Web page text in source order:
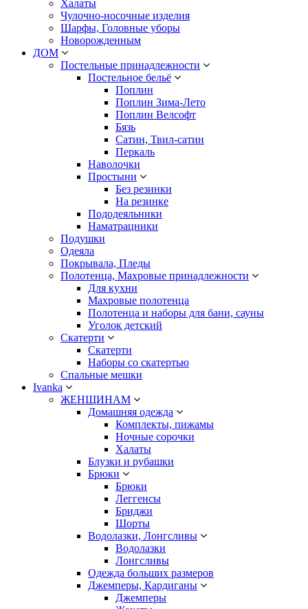
Халаты
Чулочно-носочные изделия
Шарфы, Головные уборы
Новорожденным
ДОМ
Постельные принадлежности
Постельное бельё
Поплин
Поплин Зима-Лето
Поплин Велсофт
Бязь
Сатин, Твил-сатин
Перкаль
Наволочки
Простыни
Без резинки
На резинке
Пододеяльники
Наматрацники
Подушки
Одеяла
Покрывала, Пледы
Полотенца, Махровые принадлежности
Для кухни
Махровые полотенца
Полотенца и наборы для бани, сауны
Уголок детский
Скатерти
Скатерти
Наборы со скатертью
Спальные мешки
Ivanka
ЖЕНЩИНАМ
Домашняя одежда
Комплекты, пижамы
Ночные сорочки
Халаты
Блузки и рубашки
Брюки
Брюки
Леггенсы
Бриджи
Шорты
Водолазки, Лонгсливы
Водолазки
Лонгсливы
Одежда больших размеров
Джемперы, Кардиганы
Джемперы